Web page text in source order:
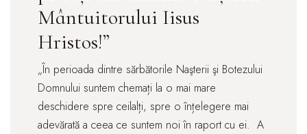
Mântuitorului Iisus
Hristos!”
„În perioada dintre sărbătorile Naşterii şi Botezului
Domnului suntem chemați la o mai mare
deschidere spre ceilalți, spre o înțelegere mai
adevărată a ceea ce suntem noi în raport cu ei. A